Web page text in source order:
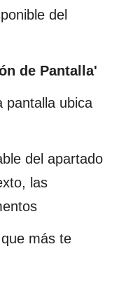
del
de Pantalla'
pantalla ubica
del apartado
las
más te